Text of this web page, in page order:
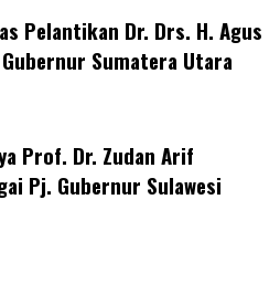
Pelantikan Dr. Drs. H. Agus
Sumatera Utara
Prof. Dr. Zudan Arif
Pj. Gubernur Sulawesi